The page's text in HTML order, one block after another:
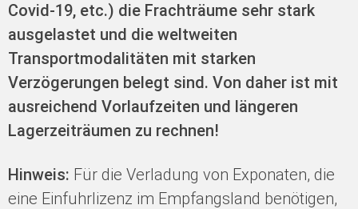
Covid-19, etc.) die Frachträume sehr stark
ausgelastet und die weltweiten
Transportmodalitäten mit starken
Verzögerungen belegt sind. Von daher ist mit
ausreichend Vorlaufzeiten und längeren
Lagerzeiträumen zu rechnen!
Hinweis: Für die Verladung von Exponaten, die
eine Einfuhrlizenz im Empfangsland benötigen,